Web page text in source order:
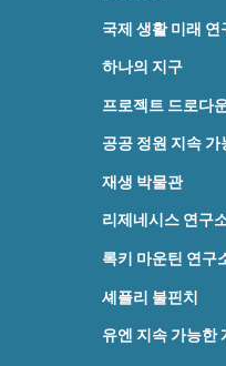
국제 생활 미래 연
하나의 지구
프로젝트 드로다
공공 정원 지속 가
재생 박물관
리제네시스 연구
록키 마운틴 연구
셰플리 불핀치
유엔 지속 가능한